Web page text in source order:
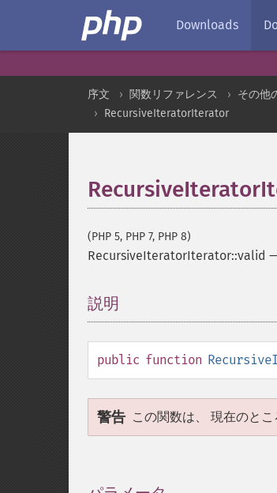
Downloads
序文 関数リファレンス その他
RecursiveIteratorIterator
(PHP 5, PHP 7, PHP 8)
RecursiveIteratorIterator::valid
説明
public function
警告 この関数は、 現在のと